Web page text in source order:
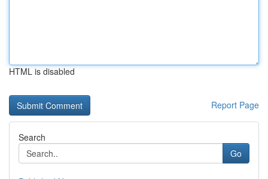
HTML is disabled
Report Page
Search
Go